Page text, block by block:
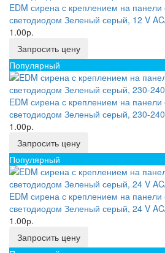
EDM сирена с креплением на панели
светодиодом Зеленый серый, 12 V
1.00р.
Запросить цену
Популярный
EDM сирена с креплением на панели
светодиодом Зеленый серый, 230-
1.00р.
Запросить цену
Популярный
EDM сирена с креплением на панели
светодиодом Зеленый серый, 24 V
1.00р.
Запросить цену